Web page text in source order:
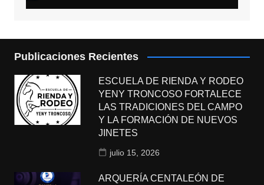
Publicaciones Recientes
ESCUELA DE RIENDA Y RODEO
YENY TRONCOSO FORTALECE
LAS TRADICIONES DEL CAMPO
Y LA FORMACIÓN DE NUEVOS
JINETES
julio 15, 2026
ARQUERÍA CENTALEÓN DE